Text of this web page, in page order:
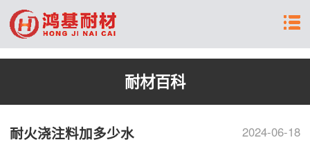
耐材百科
2024-06-18
耐火浇注料加多少水